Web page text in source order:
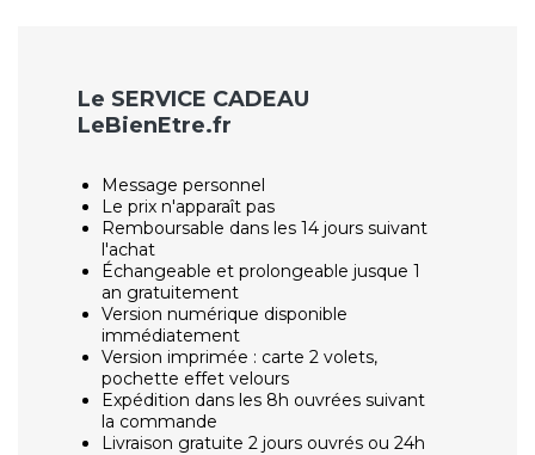
Le SERVICE CADEAU
LeBienEtre.fr
Message personnel
Le prix n'apparaît pas
Remboursable dans les 14 jours suivant
l'achat
Échangeable et prolongeable jusque 1
an gratuitement
Version numérique disponible
immédiatement
Version imprimée : carte 2 volets,
pochette effet velours
Expédition dans les 8h ouvrées suivant
la commande
Livraison gratuite 2 jours ouvrés ou 24h